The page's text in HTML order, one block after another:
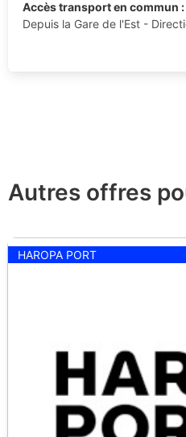
Accès transport en commun :
Autres offres
HAROPA PORT